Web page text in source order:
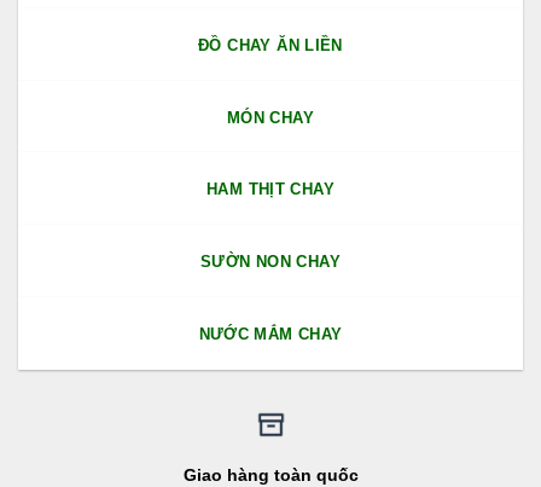
ĐỒ CHAY ĂN LIỀN
MÓN CHAY
HAM THỊT CHAY
SƯỜN NON CHAY
NƯỚC MẮM CHAY
Giao hàng toàn quốc